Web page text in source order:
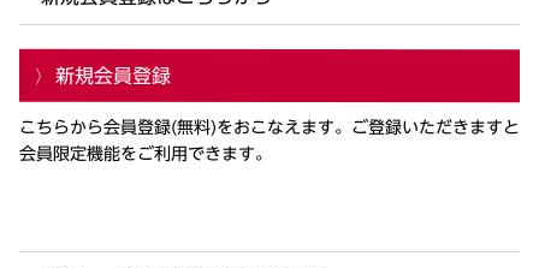
新規会員登録
こちらから会員登録(無料)をおこなえます。ご登録いただきますと
会員限定機能をご利用できます。